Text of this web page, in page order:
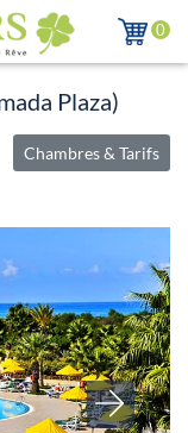
0
Plaza)
Chambres & Tarifs